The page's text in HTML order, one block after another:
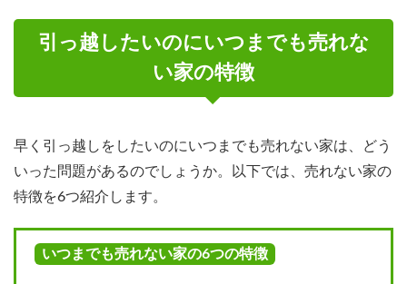
引っ越したいのにいつまでも売れな
い家の特徴
早く引っ越しをしたいのにいつまでも売れない家は、どう
いった問題があるのでしょうか。以下では、売れない家の
特徴を6つ紹介します。
いつまでも売れない家の6つの特徴